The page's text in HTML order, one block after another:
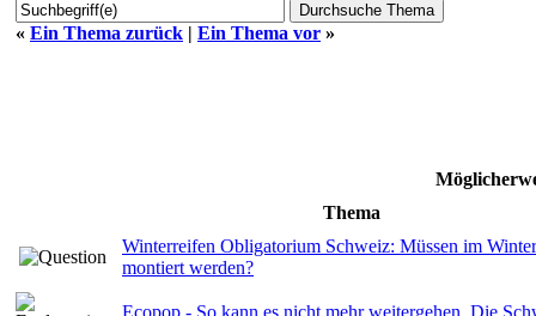
« Ein Thema zurück | Ein Thema vor »
Thema
Winterreifen Obligatorium Schweiz: Müssen im
montiert werden?
Ecopop - So kann es nicht mehr weitergehen. Die